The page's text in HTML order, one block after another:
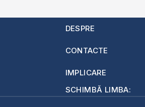
DESPRE
CONTACTE
IMPLICARE
SCHIMBĂ LIMBA: